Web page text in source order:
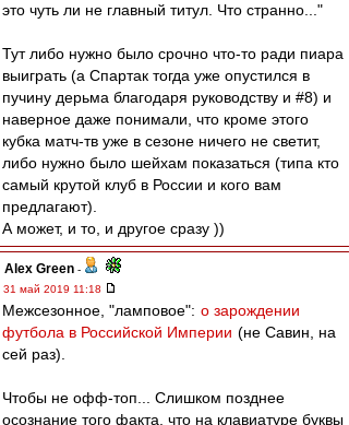
это чуть ли не главный титул. Что странно..."
Тут либо нужно было срочно что-то ради пиара
выиграть (а Спартак тогда уже опустился в
пучину дерьма благодаря руководству и #8) и
наверное даже понимали, что кроме этого
кубка матч-тв уже в сезоне ничего не светит,
либо нужно было шейхам показаться (типа кто
самый крутой клуб в России и кого вам
предлагают).
А может, и то, и другое сразу ))
Alex Green -
31 май 2019 11:18
Межсезонное, "ламповое": о зарождении
футбола в Российской Империи (не Савин, на
сей раз).
Чтобы не офф-топ... Слишком позднее
осознание того факта, что на клавиатуре буквы